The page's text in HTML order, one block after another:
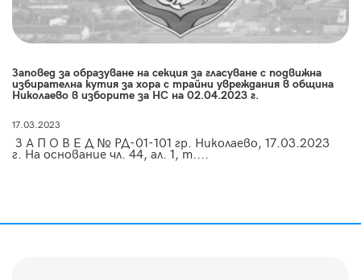
Заповед за образуване на секция за гласуване с подвижна
избирателна кутия за хора с трайни увреждания в община
Николаево в изборите за НС на 02.04.2023 г.
17.03.2023
З А П О В Е Д № РД-01-101 гр. Николаево, 17.03.2023
г. На основание чл. 44, ал. 1, т....